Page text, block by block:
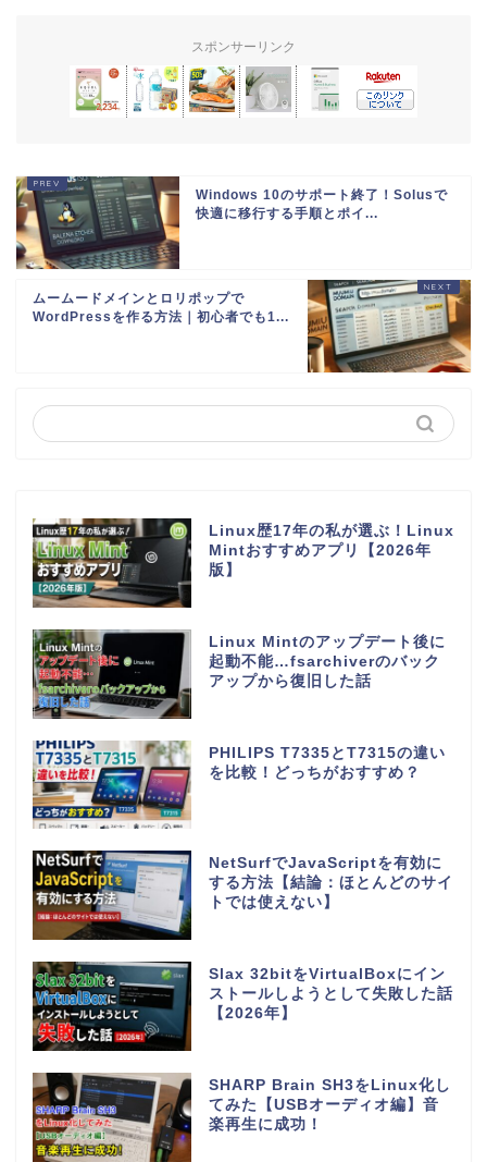
スポンサーリンク
Windows 10のサポート終了！Solusで
快適に移行する手順とポイ...
ムームードメインとロリポップで
WordPressを作る方法｜初心者でも1...
Linux歴17年の私が選ぶ！Linux
Mintおすすめアプリ【2026年
版】
Linux Mintのアップデート後に
起動不能…fsarchiverのバック
アップから復旧した話
PHILIPS T7335とT7315の違い
を比較！どっちがおすすめ？
NetSurfでJavaScriptを有効に
する方法【結論：ほとんどのサイ
トでは使えない】
Slax 32bitをVirtualBoxにイン
ストールしようとして失敗した話
【2026年】
SHARP Brain SH3をLinux化し
てみた【USBオーディオ編】音
楽再生に成功！